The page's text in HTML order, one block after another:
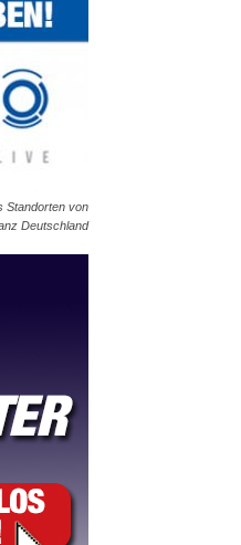
Standorten von
Deutschland